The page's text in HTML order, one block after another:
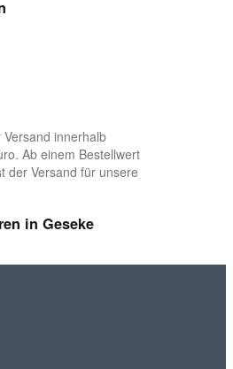
innerhalb
Ab einem Bestellwert
der Versand für unsere
in Geseke